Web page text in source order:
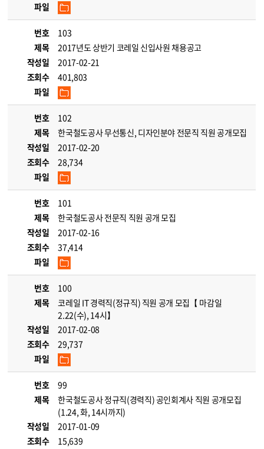
파일
번호
103
제목
2017년도 상반기 코레일 신입사원 채용공고
작성일
2017-02-21
조회수
401,803
파일
번호
102
제목
한국철도공사 무선통신, 디자인분야 전문직 직원 공개모집
작성일
2017-02-20
조회수
28,734
파일
번호
101
제목
한국철도공사 전문직 직원 공개 모집
작성일
2017-02-16
조회수
37,414
파일
번호
100
제목
코레일 IT 경력직(정규직) 직원 공개 모집【 마감일
2.22(수), 14시】
작성일
2017-02-08
조회수
29,737
파일
번호
99
제목
한국철도공사 정규직(경력직) 공인회계사 직원 공개모집
(1.24, 화, 14시까지)
작성일
2017-01-09
조회수
15,639